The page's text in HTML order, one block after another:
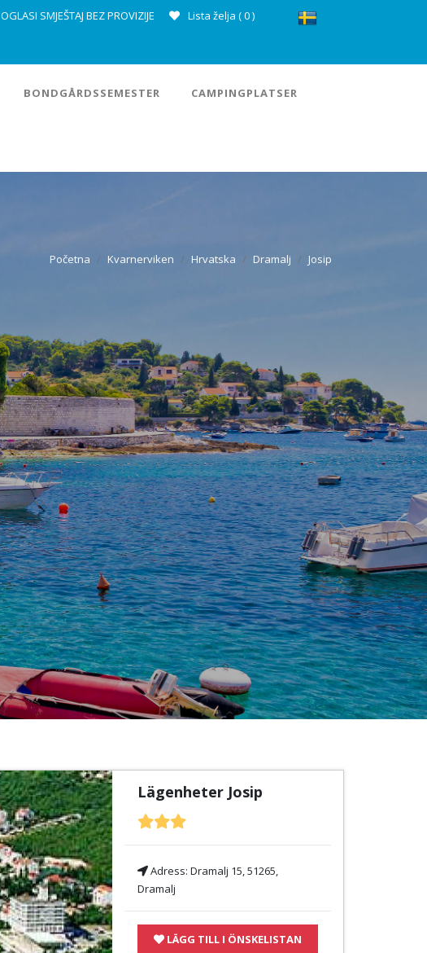
OGLASI SMJEŠTAJ BEZ PROVIZIJE Lista želja (0)
BONDGÅRDSSEMESTER CAMPINGPLATSER
Početna Kvarnerviken Hrvatska Dramalj Josip
Lägenheter Josip
Adress: Dramalj 15, 51265,
Dramalj
LÄGG TILL I ÖNSKELISTAN